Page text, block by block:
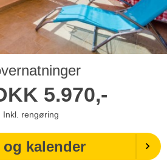
5.970,-
Inkl. rengøring
og kalender